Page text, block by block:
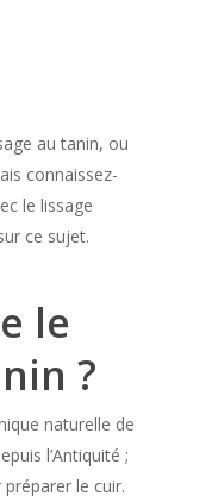
au tanin, ou
connaissez-
le lissage
ce sujet.
le
?
naturelle de
l’Antiquité ;
le cuir.